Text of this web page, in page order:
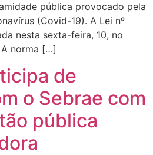
pública provocado pela
(Covid-19). A Lei nº
nesta sexta-feira, 10, no
norma […]
de
o Sebrae com
pública